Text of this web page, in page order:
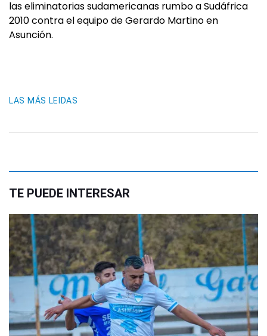
las eliminatorias sudamericanas rumbo a Sudáfrica
2010 contra el equipo de Gerardo Martino en
Asunción.
LAS MÁS LEIDAS
TE PUEDE INTERESAR